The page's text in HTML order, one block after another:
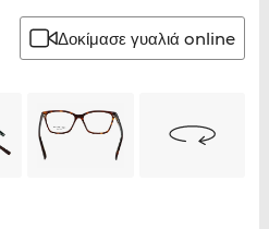
Δοκίμασε γυαλιά online